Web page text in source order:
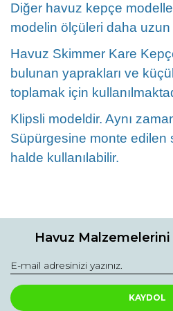
Diğer havuz kepçe
modelin ölçüleri daha uzun
Havuz Skimmer Kare
bulunan yaprakları ve
toplamak için
Klipsli modeldir. Aynı
Süpürgesine monte edilen
halde kullanılabilir.
konularda yetersiz gördüğünüz
kullanarak tarafımıza iletebilirsiniz.
Görüş ve önerileriniz için
Ürün resmi kalitesiz, bozuk veya
Ürün açıklamasında eksik bilgiler
Havuz
KAYDOL